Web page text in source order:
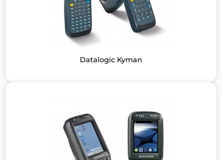
Datalogic Kyman